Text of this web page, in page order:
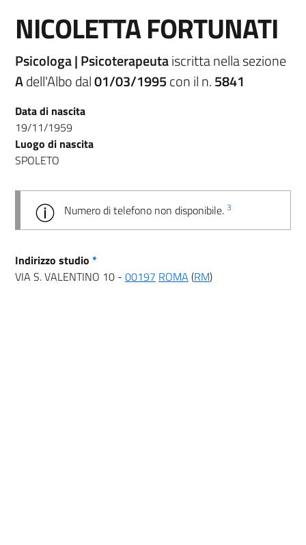
NICOLETTA FORTUNATI
Psicologa | Psicoterapeutaiscritta nella sezione
Adell'Albo dal01/03/1995con il n.5841
Data di nascita
19/11/1959
Luogo di nascita
SPOLETO
Numero di telefono non disponibile. 3
Indirizzo studio *
VIA S. VALENTINO 10 - 00197 ROMA (RM)